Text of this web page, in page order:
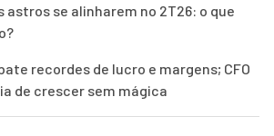
astros se alinharem no 2T26: o que
recordes de lucro e margens; CFO
de crescer sem mágica